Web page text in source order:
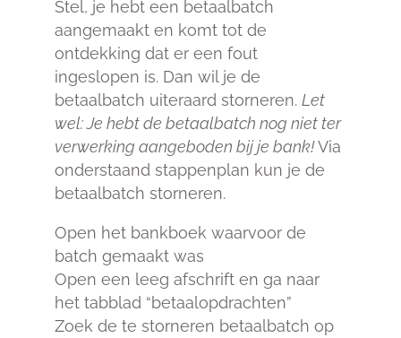
Stel, je hebt een betaalbatch
aangemaakt en komt tot de
ontdekking dat er een fout
ingeslopen is. Dan wil je de
betaalbatch uiteraard storneren. Let
wel: Je hebt de betaalbatch nog niet ter
verwerking aangeboden bij je bank!Via
onderstaand stappenplan kun je de
betaalbatch storneren.
Open het bankboek waarvoor de
batch gemaakt was
Open een leeg afschrift en ga naar
het tabblad “betaalopdrachten”
Zoek de te storneren betaalbatch op